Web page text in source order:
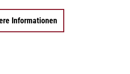
Informationen